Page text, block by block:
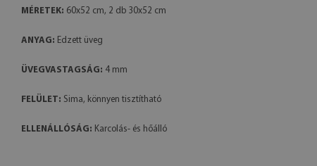
MÉRETEK: 60x52 cm, 2 db 30x52 cm
ANYAG: Edzett üveg
ÜVEGVASTAGSÁG: 4 mm
FELÜLET: Sima, könnyen tisztítható
ELLENÁLLÓSÁG: Karcolás- és hőálló